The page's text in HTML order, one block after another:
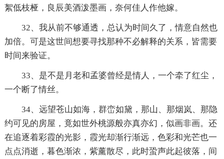
絮低枝桠，良辰美酒泼墨画，奈何佳人作他嫁。
32、我从前不够通透，总认为时间久了，情意自然也
加倍。可是这世间想要寻找那种不必解释的关系，皆需要
时间来验证。
33、是不是月老和孟婆曾经是情人，一个牵了红尘，
一个断了情丝。
34、远望苍山如海，群峦如黛，那山、那烟岚、那隐
约可见的房屋，竟如世外桃源般亦真亦幻，似画非画。还
在追逐着彩霞的光影，霞光却渐行渐远，色彩和光芒也一
点点消逝，暮色渐浓，紫薰散尽，此时蛩声此起彼落，间